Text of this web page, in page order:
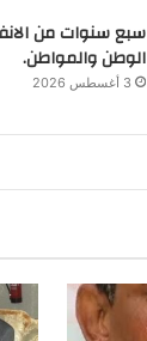
سبع سنوات من
الوطن والمواطن.
3 أغسطس 2026